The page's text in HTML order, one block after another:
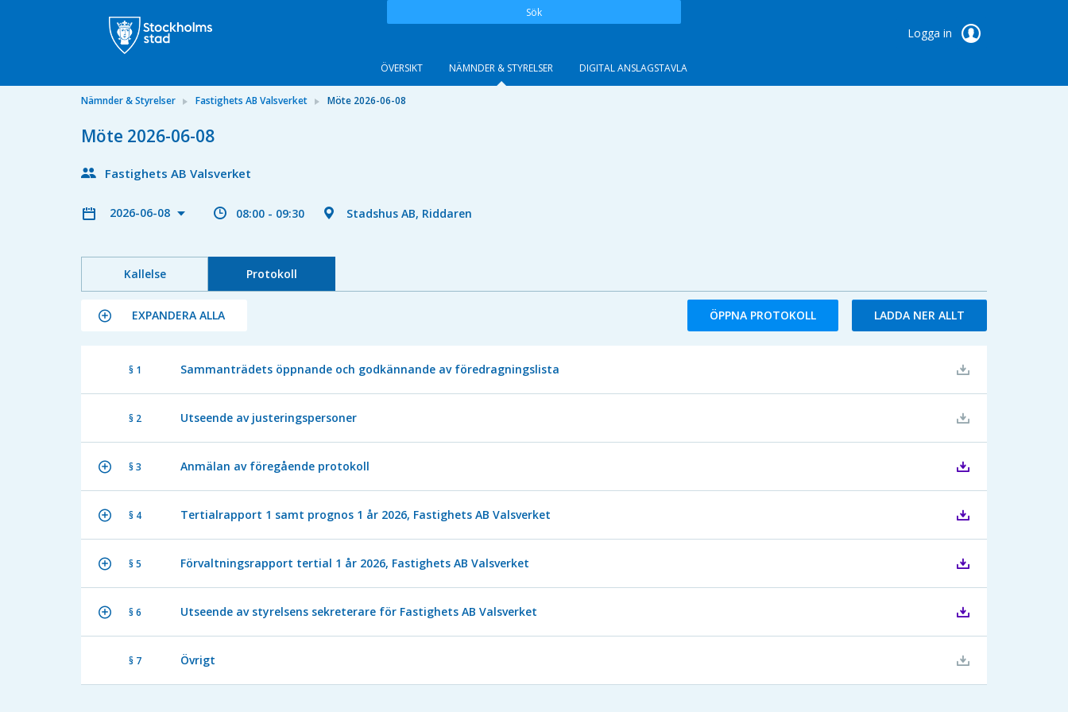
Sök
Logga in
ÖVERSIKT NÄMNDER & STYRELSER DIGITAL ANSLAGSTAVLA
Nämnder & Styrelser Fastighets AB Valsverket Möte 2026-06-08
Möte 2026-06-08
Fastighets AB Valsverket
2026-06-08 08:00 - 09:30 Stadshus AB, Riddaren
Kallelse Protokoll
EXPANDERA ALLA ÖPPNA PROTOKOLL LADDA NER ALLT
§ 1 Sammanträdets öppnande och godkännande av föredragningslista
§ 2 Utseende av justeringspersoner
§ 3 Anmälan av föregående protokoll
§ 4 Tertialrapport 1 samt prognos 1 år 2026, Fastighets AB Valsverket
§ 5 Förvaltningsrapport tertial 1 år 2026, Fastighets AB Valsverket
§ 6 Utseende av styrelsens sekreterare för Fastighets AB Valsverket
§ 7 Övrigt